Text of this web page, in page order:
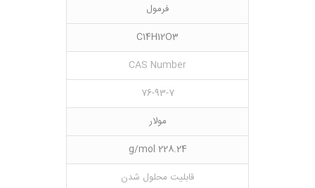
فرمول
C14H12O3
CAS Number
76-93-7
مولار
228.24 g/mol
قابلیت محلول شدن